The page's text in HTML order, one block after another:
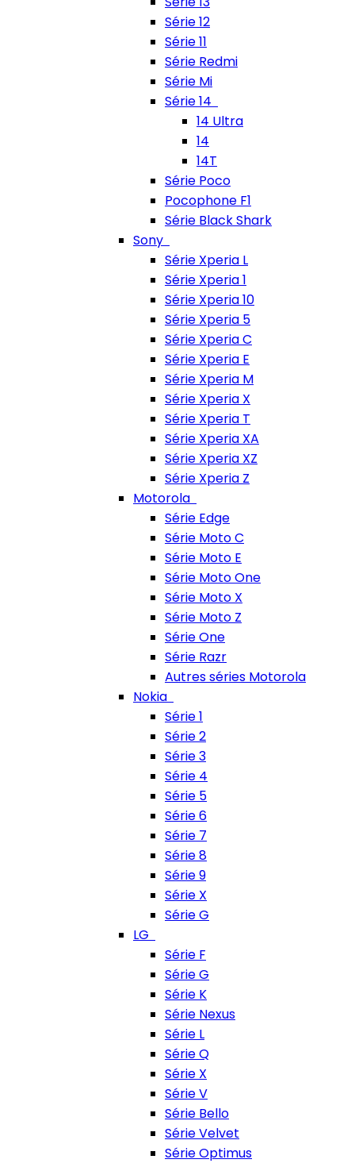
Série 12
Série 11
Série Redmi
Série Mi
Série 14
14 Ultra
14
14T
Série Poco
Pocophone F1
Série Black Shark
Sony
Série Xperia L
Série Xperia 1
Série Xperia 10
Série Xperia 5
Série Xperia C
Série Xperia E
Série Xperia M
Série Xperia X
Série Xperia T
Série Xperia XA
Série Xperia XZ
Série Xperia Z
Motorola
Série Edge
Série Moto C
Série Moto E
Série Moto One
Série Moto X
Série Moto Z
Série One
Série Razr
Autres séries Motorola
Nokia
Série 1
Série 2
Série 3
Série 4
Série 5
Série 6
Série 7
Série 8
Série 9
Série X
Série G
LG
Série F
Série G
Série K
Série Nexus
Série L
Série Q
Série X
Série V
Série Bello
Série Velvet
Série Optimus